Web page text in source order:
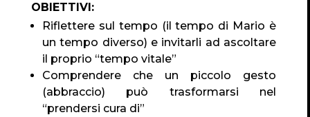
OBIETTIVI:
Riflettere sul tempo (il tempo di Mario è
un tempo diverso) e invitarli ad ascoltare
il proprio “tempo vitale”
Comprendere che un piccolo gesto
(abbraccio) può trasformarsi nel
“prendersi cura di”